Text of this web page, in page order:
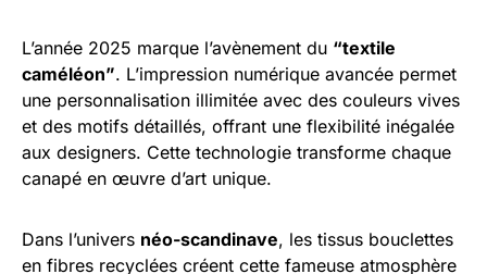
L’année 2025 marque l’avènement du “textile
caméléon”. L’impression numérique avancée permet
une personnalisation illimitée avec des couleurs vives
et des motifs détaillés, offrant une flexibilité inégalée
aux designers. Cette technologie transforme chaque
canapé en œuvre d’art unique.
Dans l’univers néo-scandinave, les tissus bouclettes
en fibres recyclées créent cette fameuse atmosphère